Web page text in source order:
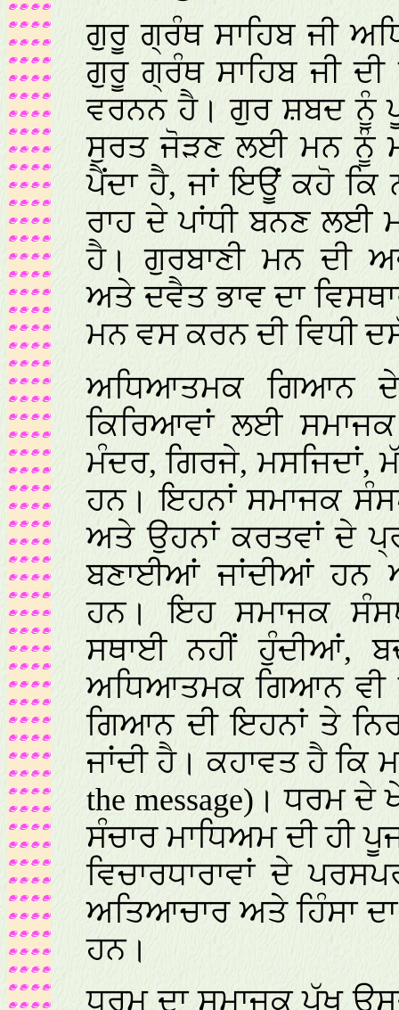
ਗੁਰੂ ਗ੍ਰੰਥ ਸਾਹਿਬ ਜੀ
ਗੁਰੂ ਗ੍ਰੰਥ ਸਾਹਿਬ ਜੀ
ਵਰਨਨ ਹੈ। ਗੁਰ ਸ਼ਬਦ ਨੂੰ
ਸੁਰਤ ਜੋੜਣ ਲਈ ਮਨ ਨੂੰ
ਪੈਂਦਾ ਹੈ, ਜਾਂ ਇਊਂ ਕਹੋ ਕਿ
ਰਾਹ ਦੇ ਪਾਂਧੀ ਬਨਣ ਲਈ
ਹੈ। ਗੁਰਬਾਣੀ ਮਨ ਦੀ
ਅਤੇ ਦਵੈਤ ਭਾਵ ਦਾ
ਮਨ ਵਸ ਕਰਨ ਦੀ ਵਿਧੀ
ਅਧਿਆਤਮਕ ਗਿਆਨ
ਕਿਰਿਆਵਾਂ ਲਈ
ਮੰਦਰ, ਗਿਰਜੇ, ਮਸਜਿਦਾਂ,
ਹਨ। ਇਹਨਾਂ ਸਮਾਜਕ
ਅਤੇ ਉਹਨਾਂ ਕਰਤਵਾਂ ਦੇ
ਬਣਾਈਆਂ ਜਾਂਦੀਆਂ ਹਨ
ਹਨ। ਇਹ ਸਮਾਜਕ
ਸਥਾਈ ਨਹੀਂ ਹੁੰਦੀਆਂ,
ਅਧਿਆਤਮਕ ਗਿਆਨ ਵੀ
ਗਿਆਨ ਦੀ ਇਹਨਾਂ ਤੇ
ਜਾਂਦੀ ਹੈ। ਕਹਾਵਤ ਹੈ ਕਿ
the message)। ਧਰਮ ਦੇ
ਸੰਚਾਰ ਮਾਧਿਅਮ ਦੀ ਹੀ
ਵਿਚਾਰਧਾਰਾਵਾਂ ਦੇ
ਅਤਿਆਚਾਰ ਅਤੇ ਹਿੰਸਾ
ਹਨ।
ਧਰਮ ਦਾ ਸਮਾਜਕ ਪੱਖ